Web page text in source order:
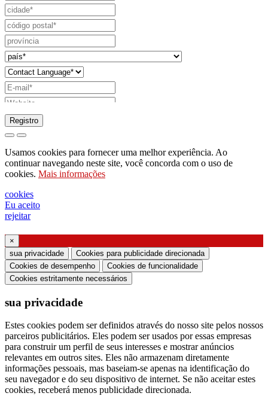
pedido para enviar catálogo
pedido para ser contactado pelo seu
representante de vendas
pedido de suporte ou projeto de iluminação
Solicitação de webinar ou treinamento sobre
Manifestação de consentimento (Artigo 7.º do
Regulamento da UE n.º 2016/679)
dos dados pessoais e concordo com o tratamento
dos meus dados pessoais.
Autorizo o processamento dos meus dados
pessoais para receber comunicações comerciais ou
de marketing da Ghidini Lighting Srl
Registro
Usamos cookies para fornecer uma melhor experiência. Ao
continuar navegando neste site, você concorda com o uso de
cookies. Mais informações
cookies
Eu aceito
rejeitar
×
sua privacidade
Cookies para publicidade direcionada
Cookies de desempenho
Cookies de funcionalidade
Cookies estritamente necessários
sua privacidade
Estes cookies podem ser definidos através do nosso site pelos nossos
parceiros publicitários. Eles podem ser usados ​​por essas empresas
para construir um perfil de seus interesses e mostrar anúncios
relevantes em outros sites. Eles não armazenam diretamente
informações pessoais, mas baseiam-se apenas na identificação do
seu navegador e do seu dispositivo de internet. Se não aceitar estes
cookies, receberá menos publicidade direcionada.